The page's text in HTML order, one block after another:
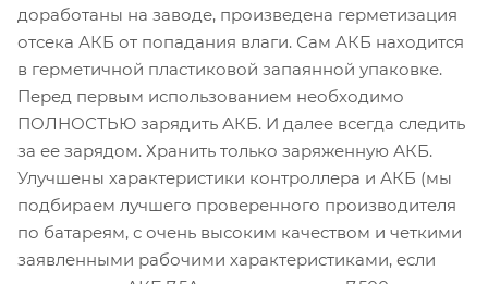
доработаны на заводе, произведена герметизация
отсека АКБ от попадания влаги. Сам АКБ находится
в герметичной пластиковой запаянной упаковке.
Перед первым использованием необходимо
ПОЛНОСТЬЮ зарядить АКБ. И далее всегда следить
за ее зарядом. Хранить только заряженную АКБ.
Улучшены характеристики контроллера и АКБ (мы
подбираем лучшего проверенного производителя
по батареям, с очень высоким качеством и четкими
заявленными рабочими характеристиками, если